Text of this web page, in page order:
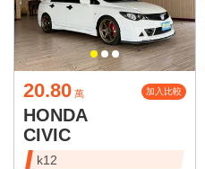
20.80 萬 加入比較
HONDA
CIVIC
k12